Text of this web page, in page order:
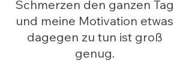
Schmerzen den ganzen Tag
und meine Motivation etwas
dagegen zu tun ist groß
genug.